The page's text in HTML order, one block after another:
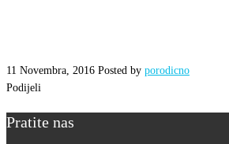
11 Novembra, 2016 Posted by porodicno
Podijeli
Pratite nas